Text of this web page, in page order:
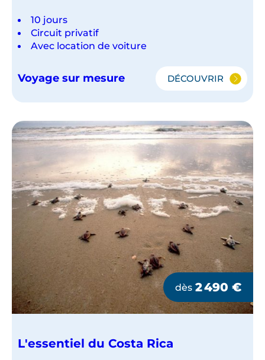
10 jours
Circuit privatif
Avec location de voiture
Voyage sur mesure DÉCOUVRIRDÉCOUVERTE
RICA
dès 2 490 €
L'essentiel du Costa Rica